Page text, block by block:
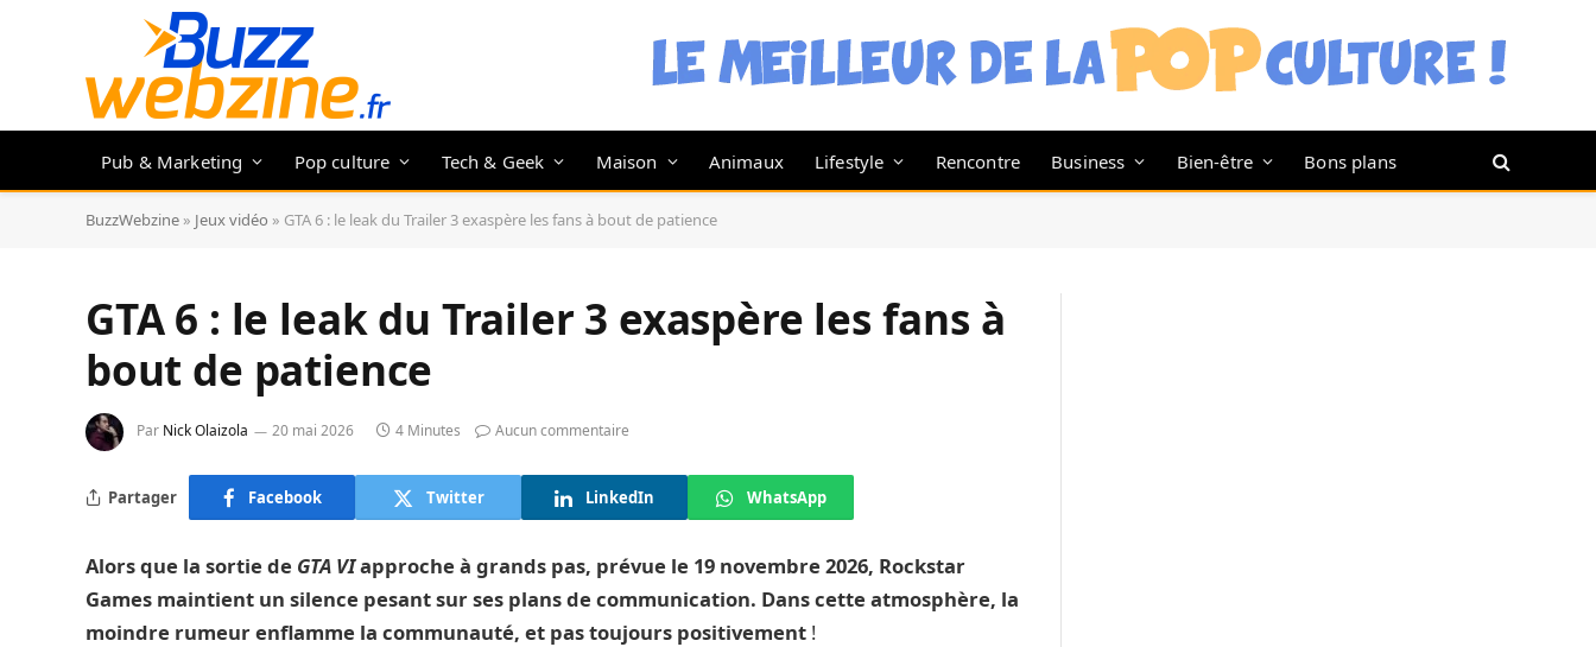
Pub & Marketing Pop culture Tech & Geek Maison Animaux Lifestyle Rencontre Business Bien-être Bons plans
BuzzWebzine » Jeux vidéo » GTA 6 : le leak du Trailer 3 exaspère les fans à bout de patience
GTA 6 : le leak du Trailer 3 exaspère les fans à
bout de patience
Par Nick Olaizola 20 mai 2026 4 Minutes Aucun commentaire
Partager Facebook Twitter LinkedIn WhatsApp
Alors que la sortie de GTA VIapproche à grands pas, prévue le 19 novembre 2026, Rockstar
Games maintient un silence pesant sur ses plans de communication. Dans cette atmosphère, la
moindre rumeur enflamme la communauté, et pas toujours positivement !